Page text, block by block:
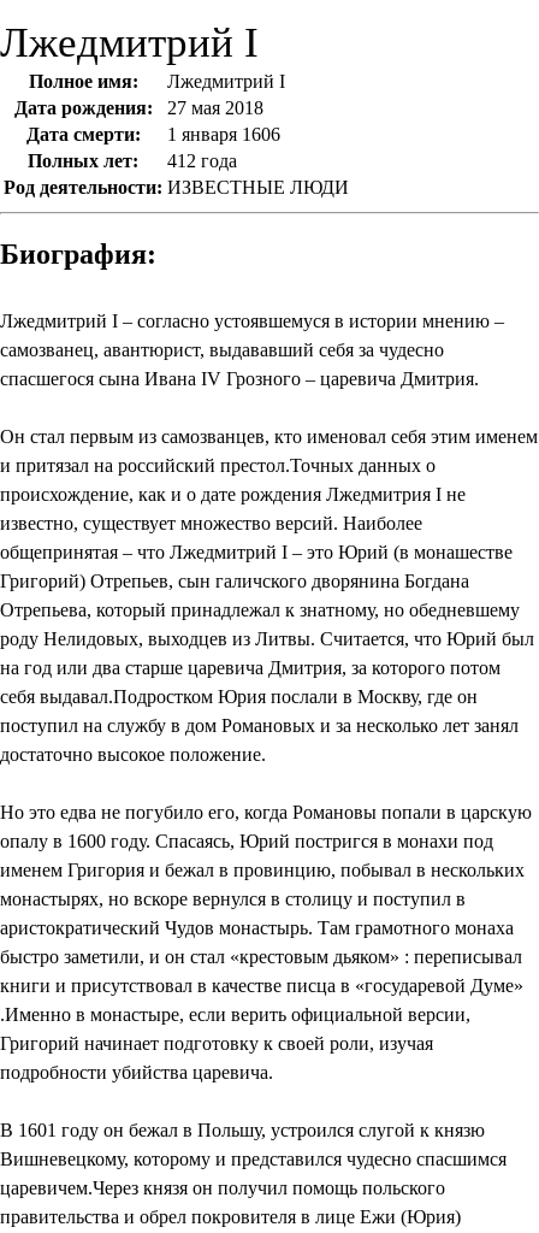
Лжедмитрий I
Полное имя:
Лжедмитрий I
Дата рождения:
27 мая 2018
Дата смерти:
1 января 1606
Полных лет:
412 года
Род деятельности: ИЗВЕСТНЫЕ ЛЮДИ
Биография:
Лжедмитрий I – согласно устоявшемуся в истории мнению –
самозванец, авантюрист, выдававший себя за чудесно
спасшегося сына Ивана IV Грозного – царевича Дмитрия.
Он стал первым из самозванцев, кто именовал себя этим именем
и притязал на российский престол.Точных данных о
происхождение, как и о дате рождения Лжедмитрия I не
известно, существует множество версий. Наиболее
общепринятая – что Лжедмитрий I – это Юрий (в монашестве
Григорий) Отрепьев, сын галичского дворянина Богдана
Отрепьева, который принадлежал к знатному, но обедневшему
роду Нелидовых, выходцев из Литвы. Считается, что Юрий был
на год или два старше царевича Дмитрия, за которого потом
себя выдавал.Подростком Юрия послали в Москву, где он
поступил на службу в дом Романовых и за несколько лет занял
достаточно высокое положение.
Но это едва не погубило его, когда Романовы попали в царскую
опалу в 1600 году. Спасаясь, Юрий постригся в монахи под
именем Григория и бежал в провинцию, побывал в нескольких
монастырях, но вскоре вернулся в столицу и поступил в
аристократический Чудов монастырь. Там грамотного монаха
быстро заметили, и он стал «крестовым дьяком» : переписывал
книги и присутствовал в качестве писца в «государевой Думе»
.Именно в монастыре, если верить официальной версии,
Григорий начинает подготовку к своей роли, изучая
подробности убийства царевича.
В 1601 году он бежал в Польшу, устроился слугой к князю
Вишневецкому, которому и представился чудесно спасшимся
царевичем.Через князя он получил помощь польского
правительства и обрел покровителя в лице Ежи (Юрия)